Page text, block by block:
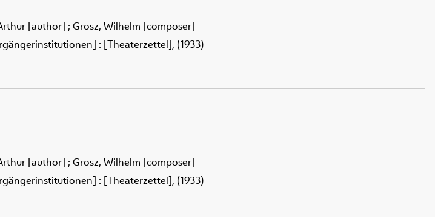
[author] ; Grosz, Wilhelm [composer]
: [Theaterzettel], (1933)
[author] ; Grosz, Wilhelm [composer]
: [Theaterzettel], (1933)